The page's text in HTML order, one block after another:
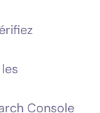
Console